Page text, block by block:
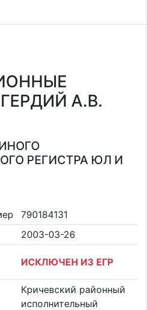
А.В.
РЕГИСТРА ЮЛ И
790184131
2003-03-26
ИСКЛЮЧЕН ИЗ ЕГР
Кричевский районный
исполнительный